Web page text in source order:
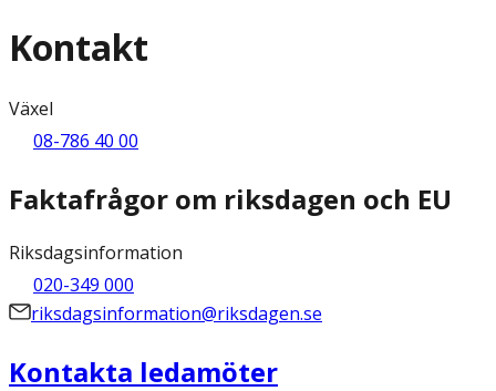
Kontakt
Växel
08-786 40 00
Faktafrågor om riksdagen och EU
Riksdagsinformation
020-349 000
riksdagsinformation@riksdagen.se
Kontakta ledamöter